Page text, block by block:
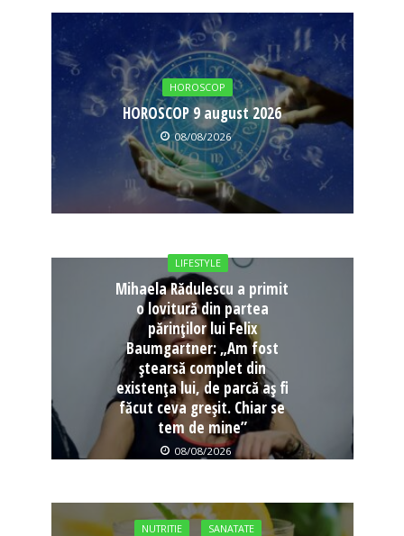
HOROSCOP
HOROSCOP 9 august 2026
08/08/2026
LIFESTYLE
Mihaela Rădulescu a primit
o lovitură din partea
părinților lui Felix
Baumgartner: „Am fost
ștearsă complet din
existența lui, de parcă aș fi
făcut ceva greșit. Chiar se
tem de mine”
08/08/2026
NUTRITIE SANATATE